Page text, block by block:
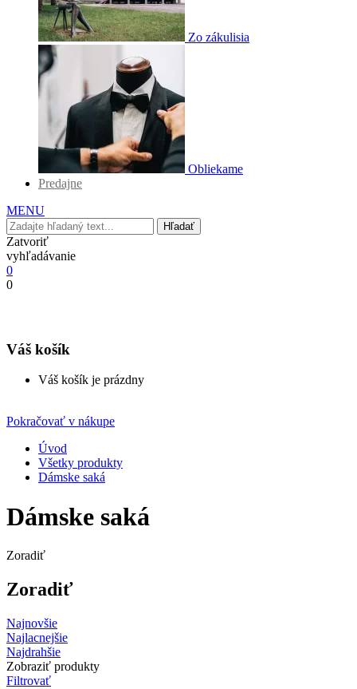
Zo zákulisia
Obliekame
Predajne
MENU
Hľadať
Zatvoriť
vyhľadávanie
0
0
Váš košík
Váš košík je prázdny
Pokračovať v nákupe
Úvod
Všetky produkty
Dámske saká
Dámske saká
Zoradiť
Zoradiť
Najnovšie
Najlacnejšie
Najdrahšie
Zobraziť produkty
Filtrovať